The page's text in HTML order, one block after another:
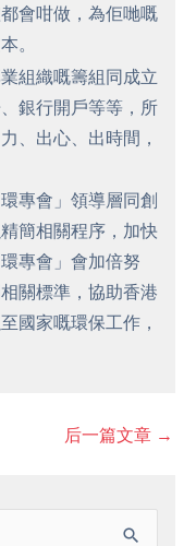
會咁做，為佢哋嘅
。
組織嘅籌組同成立
銀行開戶等等，所
、出心、出時間，
專會」領導層同創
簡相關程序，加快
專會」會加倍努
關標準，協助香港
國家嘅環保工作，
后一篇文章 →